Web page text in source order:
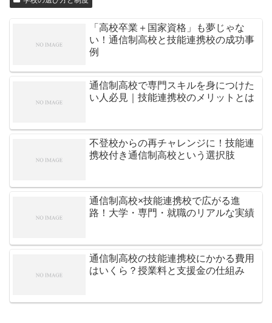
「高校卒業＋国家資格」も夢じゃな
い！通信制高校と技能連携校の成功事
例
通信制高校で専門スキルを身につけた
い人必見｜技能連携校のメリットとは
不登校からの再チャレンジに！技能連
携校付き通信制高校という選択肢
通信制高校×技能連携校で広がる進
路！大学・専門・就職のリアルな実績
通信制高校の技能連携校にかかる費用
はいくら？授業料と支援金の仕組み